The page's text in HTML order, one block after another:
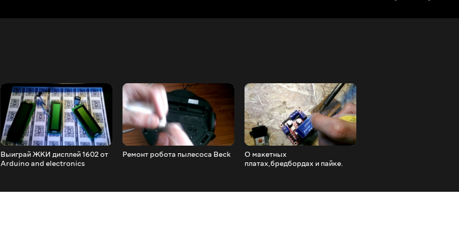
Выиграй ЖКИ дисплей 1602 от
Arduino and electronics
Ремонт робота пылесоса Beck
О макетных
платах,бредбордах и пайке.